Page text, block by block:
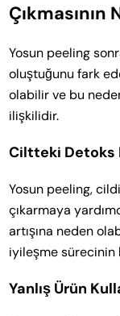
Yosun peeling
oluştuğunu fark
olabilir ve bu
ilişkilidir.
Ciltteki Detoks
Yosun peeling,
çıkarmaya
artışına neden
iyileşme sürecinin
Yanlış Ürün